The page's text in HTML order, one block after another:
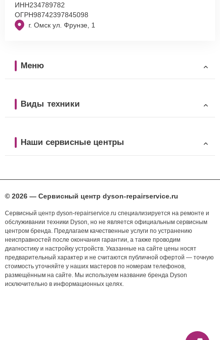
г. Омск ул. Фрунзе, 1
ИНН234789782
ОГРН98742397845098
Меню
Виды техники
Наши сервисные центры
© 2026 — Сервисный центр dyson-repairservice.ru
Сервисный центр dyson-repairservice.ru специализируется на ремонте и
обслуживании техники Dyson, но не является официальным сервисным
центром бренда. Предлагаем качественные услуги по устранению
неисправностей после окончания гарантии, а также проводим
диагностику и настройку устройств. Указанные на сайте цены носят
предварительный характер и не считаются публичной офертой — точную
стоимость уточняйте у наших мастеров по номерам телефонов,
размещённым на сайте. Мы используем название бренда Dyson
исключительно в информационных целях.